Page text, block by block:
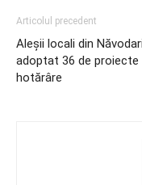
Articolul precedent
Aleșii locali din
adoptat 36 de proiecte
hotărâre